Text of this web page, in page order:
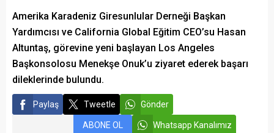
Amerika Karadeniz Giresunlular Derneği Başkan
Yardımcısı ve California Global Eğitim CEO’su Hasan
Altuntaş, görevine yeni başlayan Los Angeles
Başkonsolosu Menekşe Onuk’u ziyaret ederek başarı
dileklerinde bulundu.
Paylaş Tweetle Gönder
ABONE OL Whatsapp Kanalımız